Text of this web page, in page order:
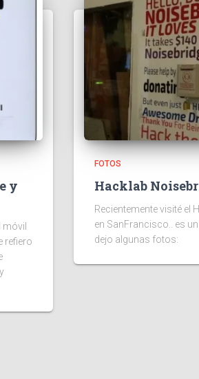
y
refiero
FOTOS
Hacklab
Recientemente visité el
en SanFrancisco.. es
dejo algunas fotos: